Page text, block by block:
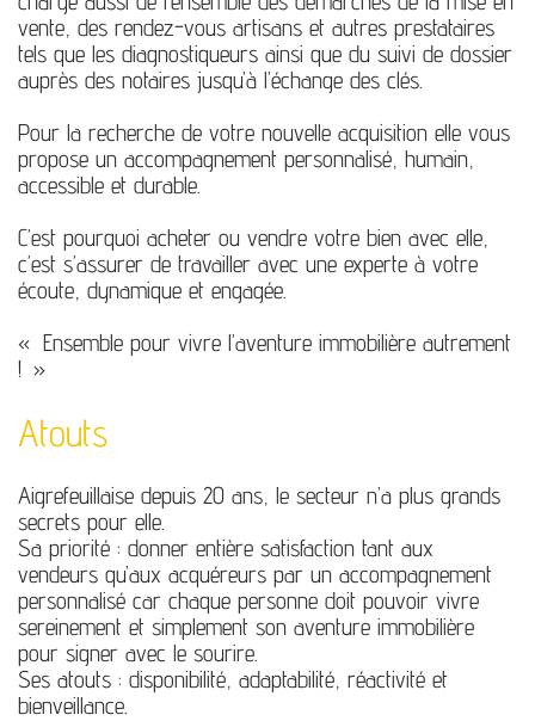
vente, des rendez-vous artisans et autres prestataires
tels que les diagnostiqueurs ainsi que du suivi de dossier
auprès des notaires jusqu’à l’échange des clés.
Pour la recherche de votre nouvelle acquisition elle vous
propose un accompagnement personnalisé, humain,
accessible et durable.
C’est pourquoi acheter ou vendre votre bien avec elle,
c’est s’assurer de travailler avec une experte à votre
écoute, dynamique et engagée.
« Ensemble pour vivre l’aventure immobilière autrement
! »
Atouts
Aigrefeuillaise depuis 20 ans, le secteur n’a plus grands
secrets pour elle.
Sa priorité : donner entière satisfaction tant aux
vendeurs qu’aux acquéreurs par un accompagnement
personnalisé car chaque personne doit pouvoir vivre
sereinement et simplement son aventure immobilière
pour signer avec le sourire.
Ses atouts : disponibilité, adaptabilité, réactivité et
bienveillance.